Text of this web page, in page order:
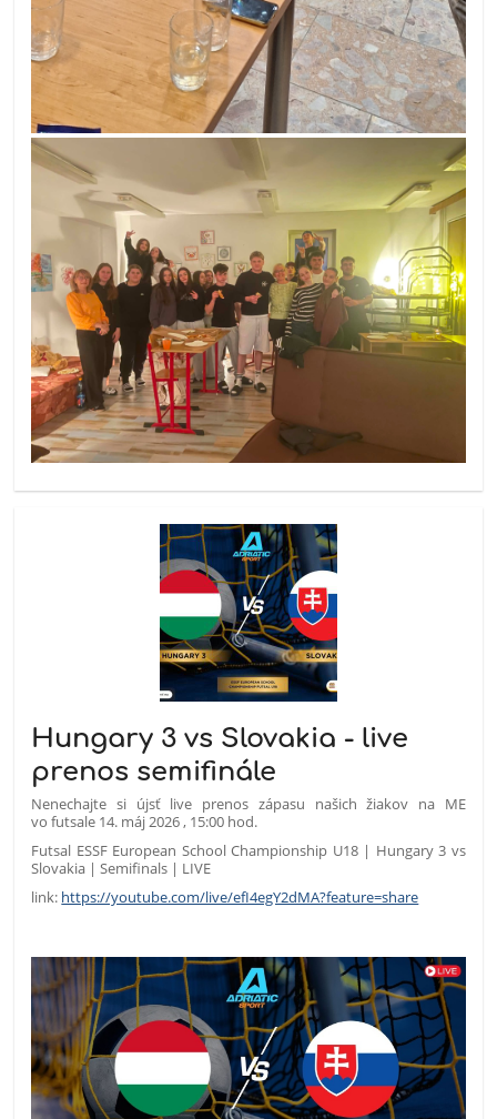
Hungary 3 vs Slovakia - live
prenos semifinále
Nenechajte si újsť live prenos zápasu našich žiakov na ME
vo futsale 14. máj 2026 , 15:00 hod.
Futsal ESSF European School Championship U18 | Hungary 3 vs
Slovakia | Semifinals | LIVE
link: https://youtube.com/live/efI4egY2dMA?feature=share